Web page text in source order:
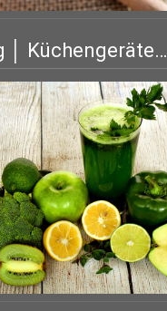
│ Küchengeräte…